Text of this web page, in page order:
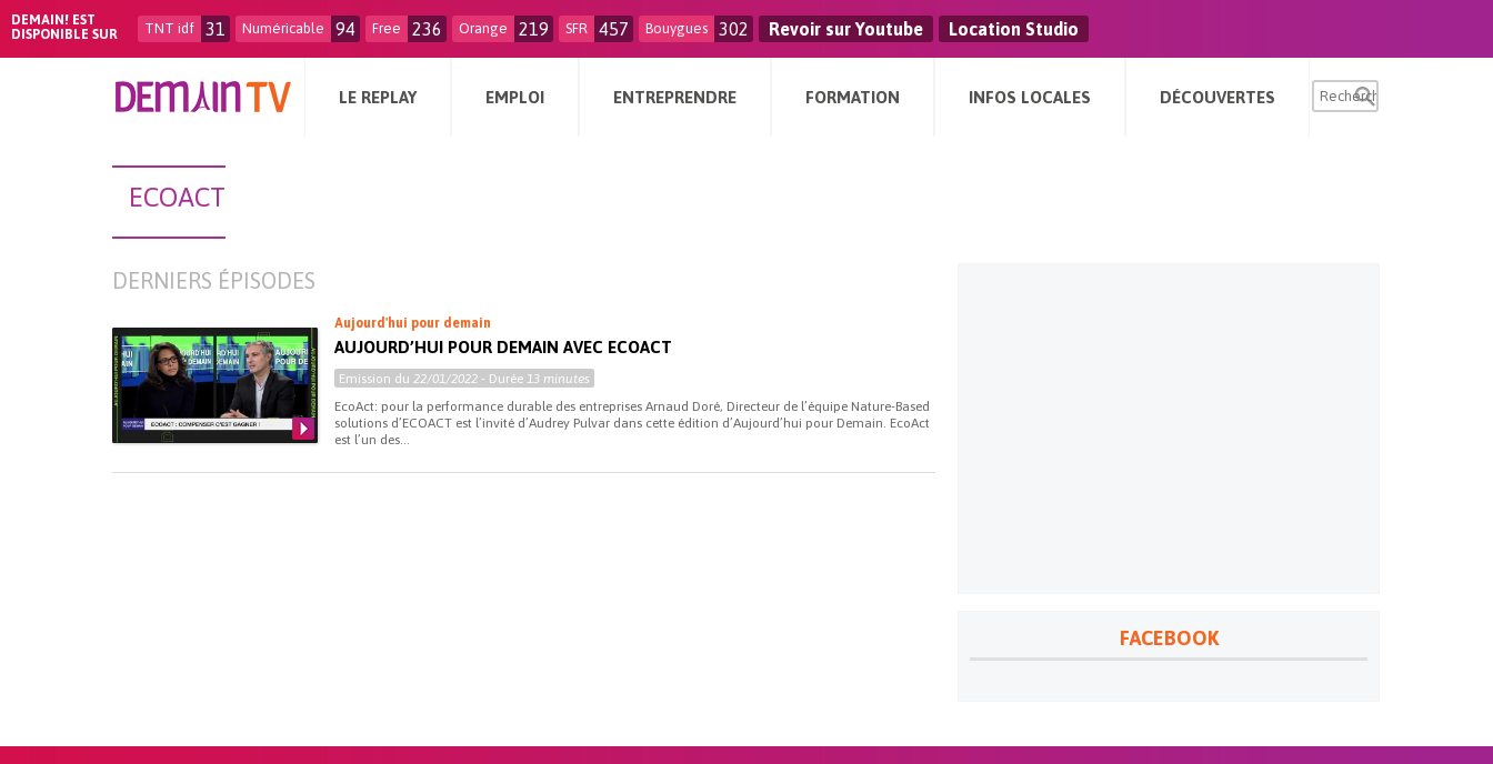
DEMAIN! EST
DISPONIBLE SUR
TNT idf 31 Numéricable 94 Free 236 Orange 219 SFR 457 Bouygues 302 Revoir sur Youtube Location Studio
LE REPLAY EMPLOI ENTREPRENDRE FORMATION INFOS LOCALES DÉCOUVERTES
ECOACT
DERNIERS ÉPISODES
Aujourd'hui pour demain
AUJOURD’HUI POUR DEMAIN AVEC ECOACT
Emission du22/01/2022 - Durée13 minutes
EcoAct: pour la performance durable des entreprises Arnaud Doré, Directeur de l’équipe Nature-Based
solutions d’ECOACT est l’invité d’Audrey Pulvar dans cette édition d’Aujourd’hui pour Demain. EcoAct
est l’un des...
FACEBOOK